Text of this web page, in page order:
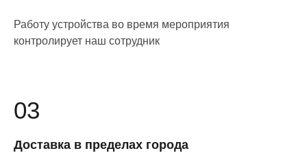
Работу устройства во время мероприятия
контролирует наш сотрудник
Доставка в пределах города
03